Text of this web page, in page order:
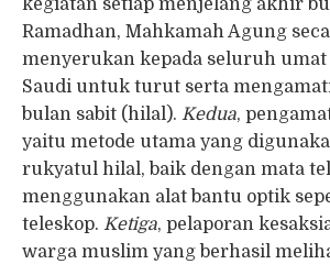
kegiatan setiap menjelang akhir
Ramadhan, Mahkamah Agung
menyerukan kepada seluruh umat
Saudi untuk turut serta
bulan sabit (hilal). Kedua,
yaitu metode utama yang
rukyatul hilal, baik dengan mata
menggunakan alat bantu optik
teleskop. Ketiga, pelaporan
warga muslim yang berhasil